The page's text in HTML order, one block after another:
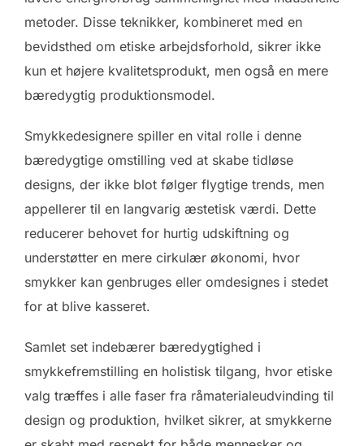
metoder. Disse teknikker, kombineret med en
bevidsthed om etiske arbejdsforhold, sikrer ikke
kun et højere kvalitetsprodukt, men også en mere
bæredygtig produktionsmodel.
Smykkedesignere spiller en vital rolle i denne
bæredygtige omstilling ved at skabe tidløse
designs, der ikke blot følger flygtige trends, men
appellerer til en langvarig æstetisk værdi. Dette
reducerer behovet for hurtig udskiftning og
understøtter en mere cirkulær økonomi, hvor
smykker kan genbruges eller omdesignes i stedet
for at blive kasseret.
Samlet set indebærer bæredygtighed i
smykkefremstilling en holistisk tilgang, hvor etiske
valg træffes i alle faser fra råmaterialeudvinding til
design og produktion, hvilket sikrer, at smykkerne